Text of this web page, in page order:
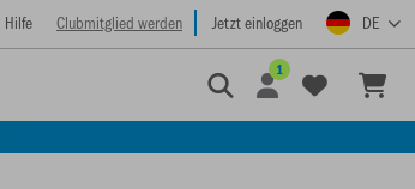
Hilfe Clubmitglied werden Jetzt einloggen DE
1